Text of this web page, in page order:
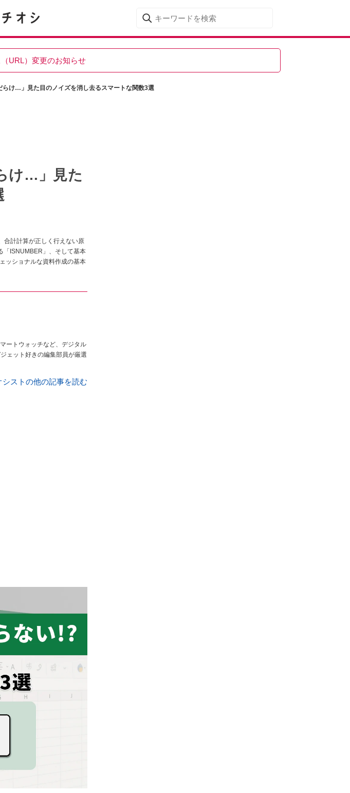
URL）変更のお知らせ
らけ…」見た目のノイズを消し去るスマートな関数3選
け…」見た
合計計算が正しく行えない原
「ISNUMBER」、そして基本
ッショナルな資料作成の基本
ートウォッチなど、デジタル
ェット好きの編集部員が厳選
シストの他の記事を読む